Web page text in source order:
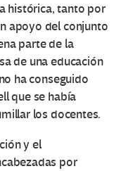
histórica, tanto por
apoyo del conjunto
parte de la
de una educación
ha conseguido
que se había
los docentes.
y el
por